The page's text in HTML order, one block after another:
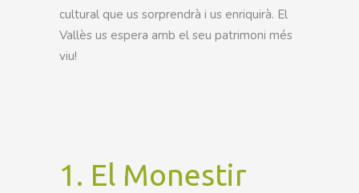
cultural que us sorprendrà i us enriquirà. El
Vallès us espera amb el seu patrimoni més
viu!
1. El Monestir